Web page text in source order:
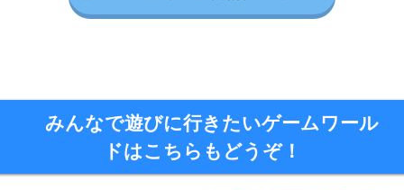
みんなで遊びに行きたいゲームワール
ドはこちらもどうぞ！